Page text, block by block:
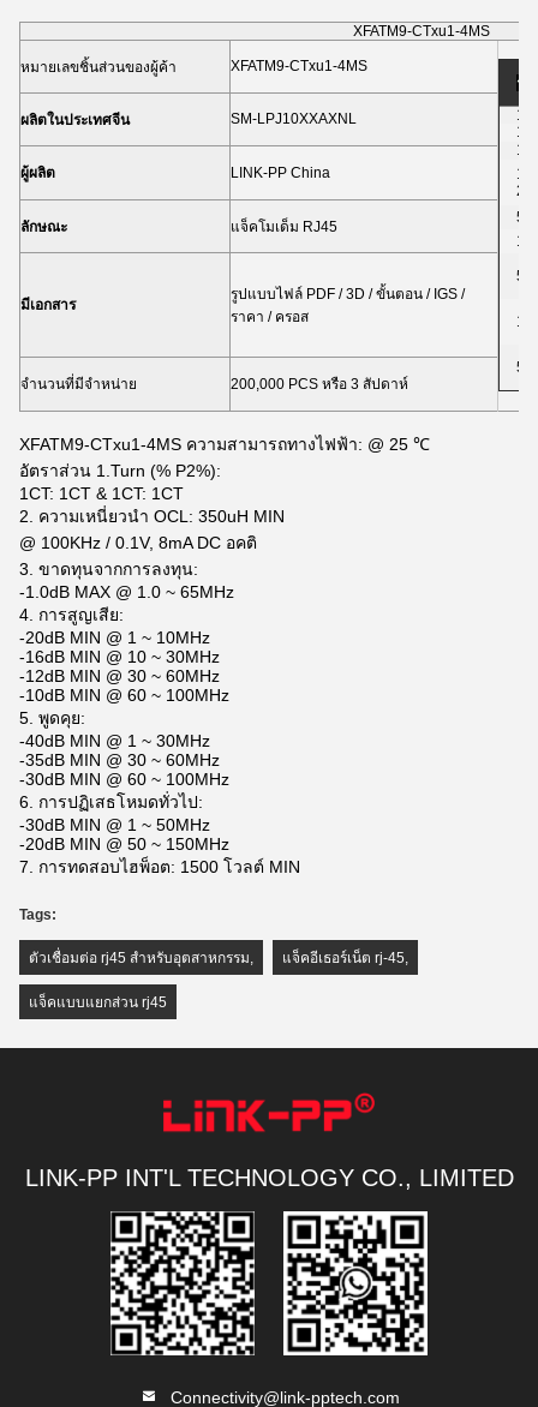
XFATM9-CTxu1-4MS
หมายเลขชิ้นส่วนของผู้ค้า
XFATM9-CTxu1-4MS
รา
1-5
ผลิตในประเทศจีน SM-LPJ10XXAXNL
ผู้ผลิต LINK-PP China
ลักษณะ แจ็คโมเด็ม RJ45
มีเอกสาร
รูปแบบไฟล์ PDF / 3D / ขั้นตอน / IGS /
ราคา / ครอส
จำนวนที่มีจำหน่าย 200,000 PCS หรือ 3 สัปดาห์
XFATM9-CTxu1-4MS ความสามารถทางไฟฟ้า: @ 25 ℃
อัตราส่วน 1.Turn (% P2%):
1CT: 1CT & 1CT: 1CT
2. ความเหนี่ยวนำ OCL: 350uH MIN
@ 100KHz / 0.1V, 8mA DC อคติ
3. ขาดทุนจากการลงทุน:
-1.0dB MAX @ 1.0 ~ 65MHz
4. การสูญเสีย:
-20dB MIN @ 1 ~ 10MHz
-16dB MIN @ 10 ~ 30MHz
-12dB MIN @ 30 ~ 60MHz
-10dB MIN @ 60 ~ 100MHz
5. พูดคุย:
-40dB MIN @ 1 ~ 30MHz
-35dB MIN @ 30 ~ 60MHz
-30dB MIN @ 60 ~ 100MHz
6. การปฏิเสธโหมดทั่วไป:
-30dB MIN @ 1 ~ 50MHz
-20dB MIN @ 50 ~ 150MHz
7. การทดสอบไฮพ็อต: 1500 โวลต์ MIN
Tags:
ตัวเชื่อมต่อ rj45 สำหรับอุตสาหกรรม, แจ็คอีเธอร์เน็ต rj-45,
แจ็คแบบแยกส่วน rj45
LINK-PP INT'L TECHNOLOGY CO., LIMITED
Connectivity@link-pptech.com